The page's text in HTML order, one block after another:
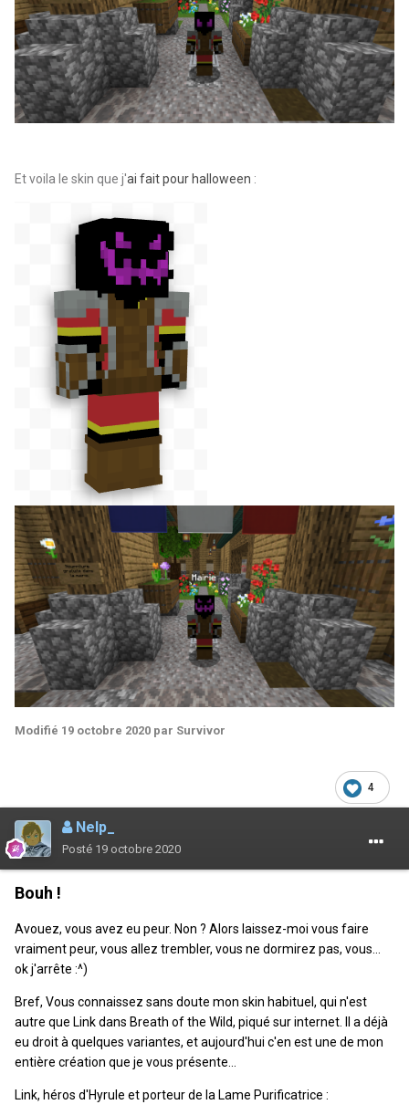
Et voila le skin que j'ai fait pour halloween :
Modifié 19 octobre 2020 par Survivor
4
Nelp_
Posté 19 octobre 2020
Bouh !
Avouez, vous avez eu peur. Non ? Alors laissez-moi vous faire
vraiment peur, vous allez trembler, vous ne dormirez pas, vous...
ok j'arrête :^)
Bref, Vous connaissez sans doute mon skin habituel, qui n'est
autre que Link dans Breath of the Wild, piqué sur internet. Il a déjà
eu droit à quelques variantes, et aujourd'hui c'en est une de mon
entière création que je vous présente...
Link, héros d'Hyrule et porteur de la Lame Purificatrice :